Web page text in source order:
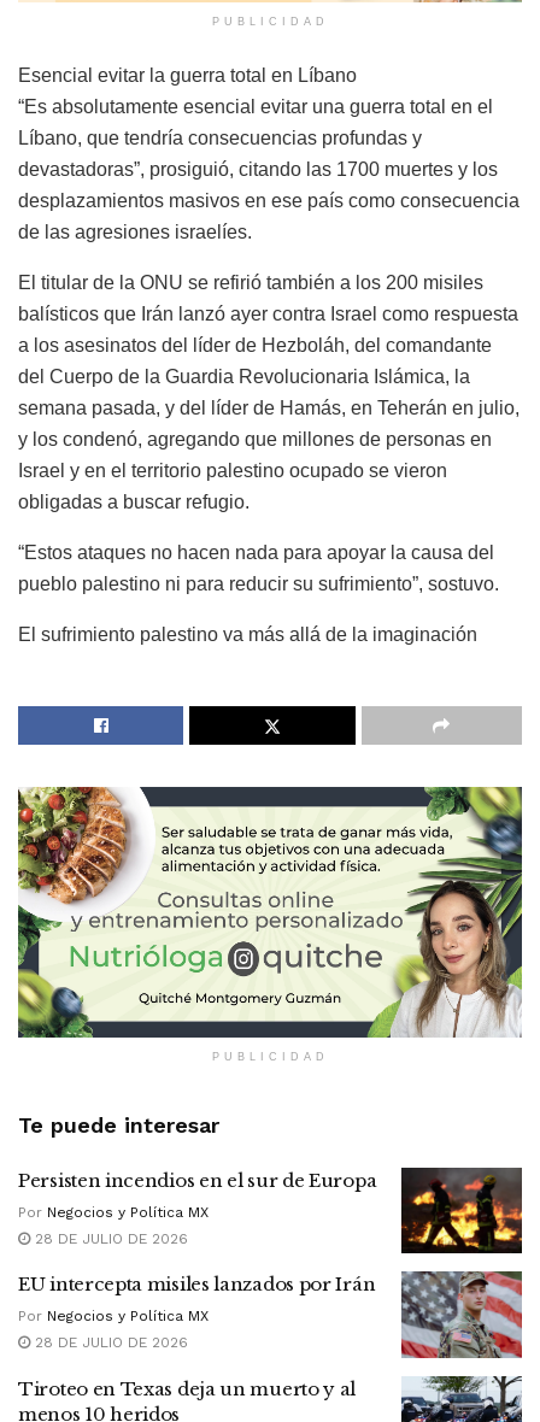
PUBLICIDAD
Esencial evitar la guerra total en Líbano
“Es absolutamente esencial evitar una guerra total en el
Líbano, que tendría consecuencias profundas y
devastadoras”, prosiguió, citando las 1700 muertes y los
desplazamientos masivos en ese país como consecuencia
de las agresiones israelíes.
El titular de la ONU se refirió también a los 200 misiles
balísticos que Irán lanzó ayer contra Israel como respuesta
a los asesinatos del líder de Hezboláh, del comandante
del Cuerpo de la Guardia Revolucionaria Islámica, la
semana pasada, y del líder de Hamás, en Teherán en julio,
y los condenó, agregando que millones de personas en
Israel y en el territorio palestino ocupado se vieron
obligadas a buscar refugio.
“Estos ataques no hacen nada para apoyar la causa del
pueblo palestino ni para reducir su sufrimiento”, sostuvo.
El sufrimiento palestino va más allá de la imaginación
PUBLICIDAD
Te puede interesar
Persisten incendios en el sur de Europa
Por Negocios y Política MX
28 DE JULIO DE 2026
EU intercepta misiles lanzados por Irán
Por Negocios y Política MX
28 DE JULIO DE 2026
Tiroteo en Texas deja un muerto y al
menos 10 heridos